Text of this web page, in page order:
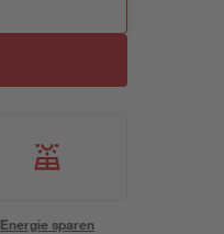
Energie sparen